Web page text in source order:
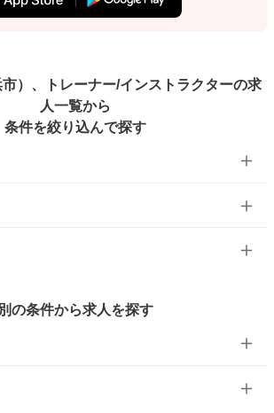
）、トレーナー/インストラクターの求
人一覧から
条件を絞り込んで探す
別の条件から求人を探す